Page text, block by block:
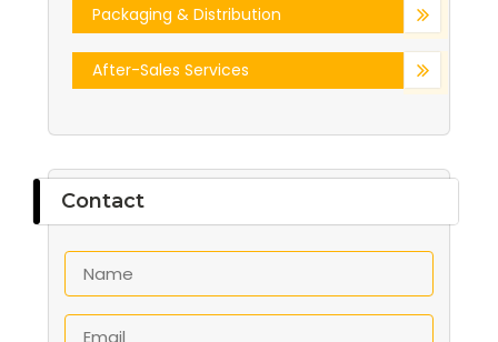
Packaging & Distribution
After-Sales Services
Contact